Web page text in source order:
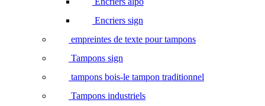
Encriers sign
empreintes de texte pour tampons
Tampons sign
tampons bois-le tampon traditionnel
Tampons industriels